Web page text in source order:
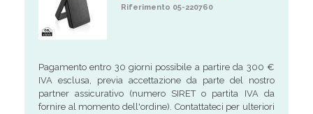
Riferimento 05-220760
Pagamento entro 30 giorni possibile a partire da 300 €
IVA esclusa, previa accettazione da parte del nostro
partner assicurativo (numero SIRET o partita IVA da
fornire al momento dell'ordine). Contattateci per ulteriori